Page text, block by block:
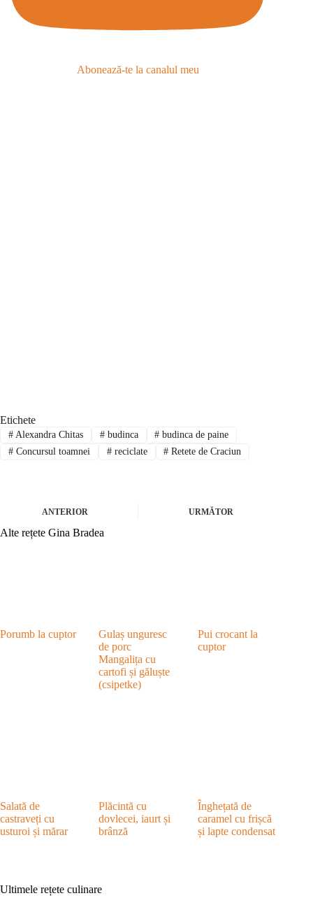
Abonează-te la canalul meu
Etichete
#Alexandra Chitas #budinca # budinca de paine
#Concursul toamnei #reciclate # Retete de Craciun
ANTERIOR URMĂTOR
Alte rețete Gina Bradea
Porumb la cuptor
Gulaș unguresc
de porc
Mangalița cu
cartofi și găluște
(csipetke)
Pui crocant la
cuptor
Salată de
castraveți cu
usturoi și mărar
Plăcintă cu
dovlecei, iaurt și
brânză
Înghețată de
caramel cu frișcă
și lapte condensat
Ultimele rețete culinare